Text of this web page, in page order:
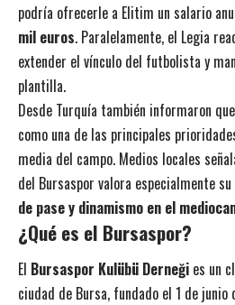
podría ofrecerle a Elitim un salario
mil euros. Paralelamente, el Legia
extender el vínculo del futbolista y
plantilla.
Desde Turquía también informaron
como una de las principales
media del campo. Medios locales
del Bursaspor valora especialmente su
de pase y dinamismo en el
¿Qué es el Bursaspor?
El Bursaspor Kulübü Derneği es un
ciudad de Bursa, fundado el 1 de junio